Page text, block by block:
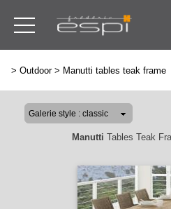
> Outdoor> Manutti tables teak frame
Manutti Tables Teak